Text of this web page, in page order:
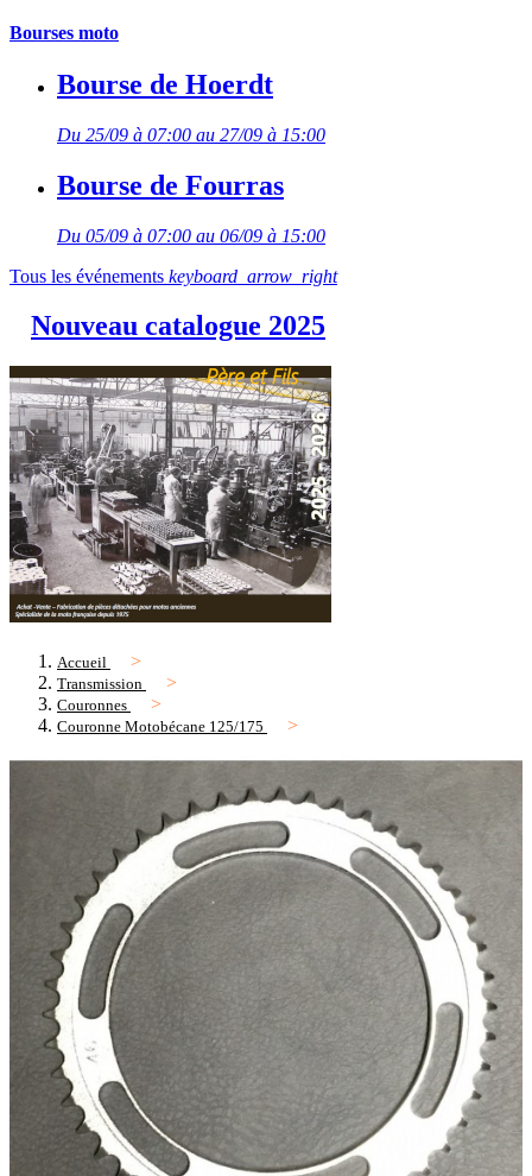
Bourses moto
Bourse de Hoerdt
Du 25/09 à 07:00 au 27/09 à 15:00
Bourse de Fourras
Du 05/09 à 07:00 au 06/09 à 15:00
Tous les événements keyboard_arrow_right
Nouveau catalogue 2025
Accueil
Transmission
Couronnes
Couronne Motobécane 125/175